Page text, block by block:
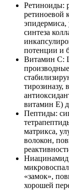
Ретиноиды:
ретиноевой
эпидермиса,
синтеза
потенции и
Витамин С:
тирозиназу,
витамин Е)
Пептиды:
матрикса,
волокон,
Ниацинамид:
«замок»,
хорошей